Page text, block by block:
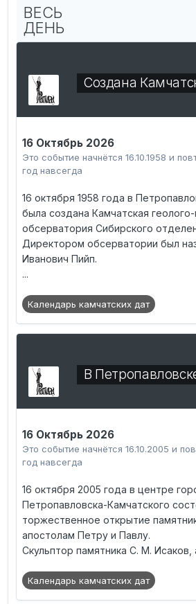
ВЕСЬ
ДЕНЬ
Создана
16 Октябрь 2026
Это событие начнётся 16.10.1958 и
год навсегда
16 октября 1958 года в
была создана Камчатская геолого-
обсерватория Сибирского
Директором обсерватории был
Иванович Пийп.
...
Календарь камчатских дат
В
16 Октябрь 2026
Это событие начнётся 16.10.2005 и
год навсегда
16 октября 2005 года в центре
Петропавловска-Камчатского
торжественное открытие
апостолам Петру и Павлу.
Скульптор памятника С. М. Исаков,
Календарь камчатских дат